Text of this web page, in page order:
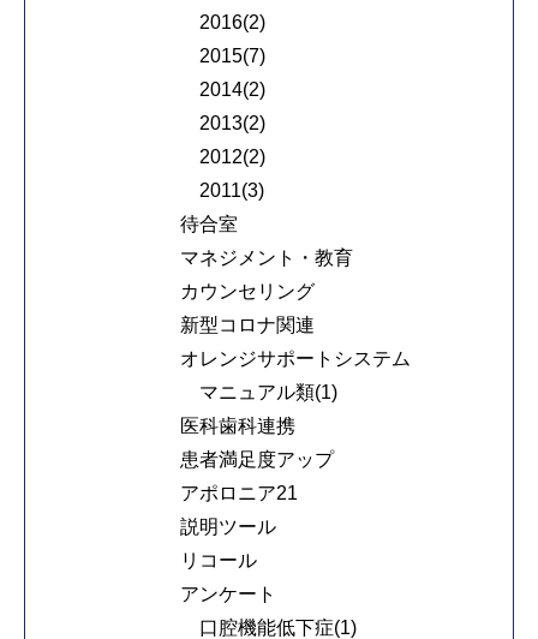
2016(2)
2015(7)
2014(2)
2013(2)
2012(2)
2011(3)
待合室
マネジメント・教育
カウンセリング
新型コロナ関連
オレンジサポートシステム
マニュアル類(1)
医科歯科連携
患者満足度アップ
アポロニア21
説明ツール
リコール
アンケート
口腔機能低下症(1)